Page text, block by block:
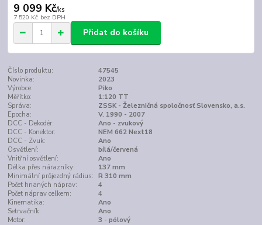
9 099 Kč/ks
7 520 Kč bez DPH
Přidat do košíku
Číslo produktu:
47545
Novinka:
2023
Výrobce:
Piko
Měřítko:
1:120 TT
Správa:
ZSSK - Železničná spoločnosť Slovensko, a.s.
Epocha:
V. 1990 - 2007
DCC - Dekodér:
Ano - zvukový
DCC - Konektor:
NEM 662 Next18
DCC - Zvuk:
Ano
Osvětlení:
bílá/červená
Vnitřní osvětlení:
Ano
Délka přes nárazníky:
137 mm
Minimální průjezdný rádius: R 310 mm
Počet hnaných náprav:
4
Počet náprav celkem:
4
Kinematika:
Ano
Setrvačník:
Ano
Motor:
3 - pólový